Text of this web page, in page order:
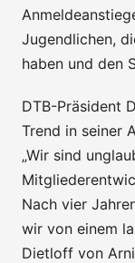
Jugendlichen,
haben und den
DTB-Präsident
Trend in seiner
„Wir sind
Nach vier
wir von einem
Dietloff von